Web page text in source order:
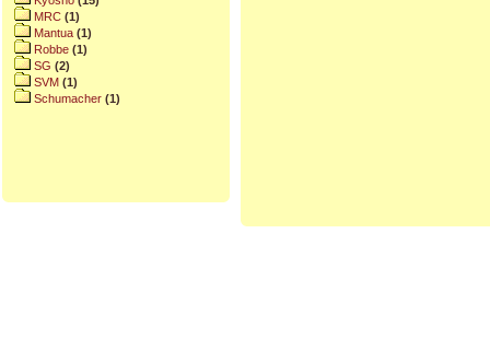
MRC (1)
Mantua (1)
Robbe (1)
SG (2)
SVM (1)
Schumacher (1)